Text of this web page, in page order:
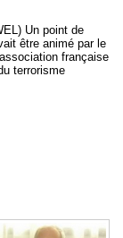
Un point de
être animé par le
française
terrorisme